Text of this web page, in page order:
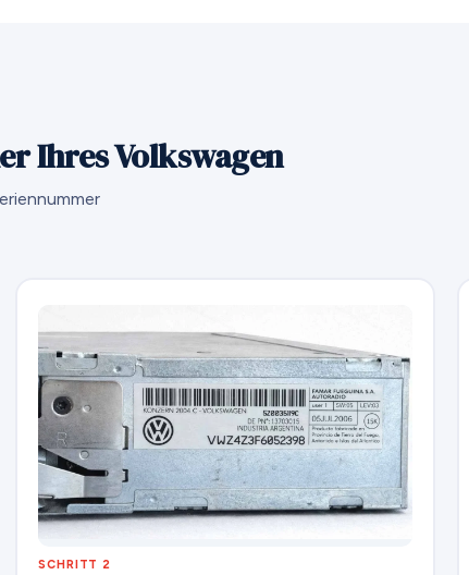
Ihres Volkswagen
SCHRITT 2